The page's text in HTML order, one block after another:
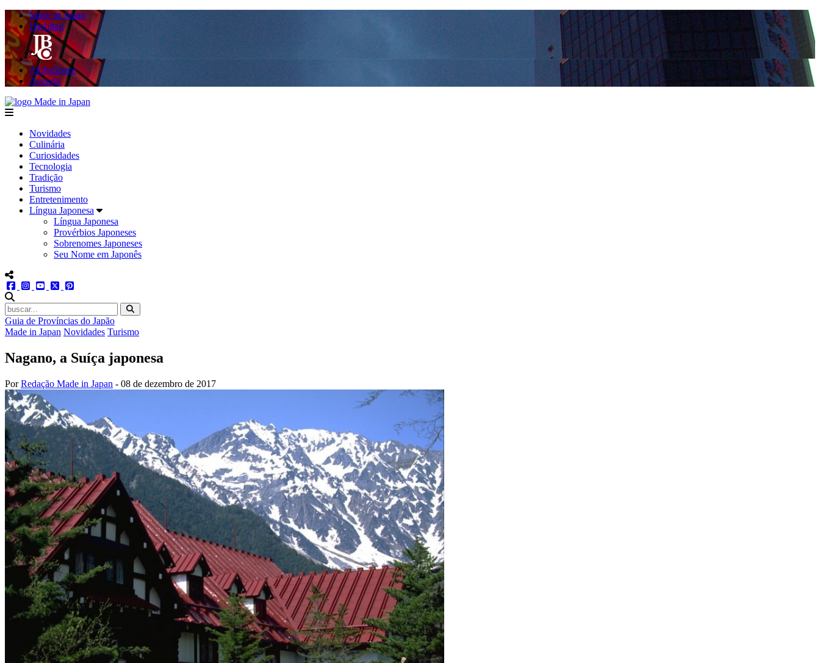
Made in Japan
Hashitag
AkibaSpace
Agenda
menu
Novidades
Culinária
Curiosidades
Tecnologia
Tradição
Turismo
Entretenimento
Língua Japonesa
Língua Japonesa
Provérbios Japoneses
Sobrenomes Japoneses
Seu Nome em Japonês
menu redes social
facebookinstagram
youtube
twitter
Guia de Províncias do Japão
Made in Japan Novidades Turismo
Nagano, a Suíça japonesa
PorRedação Made in Japan - 08 de dezembro de 2017